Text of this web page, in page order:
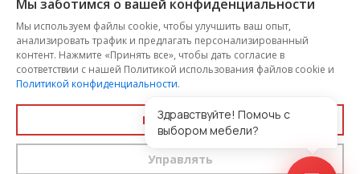
Copyright © 2026, ООО «100 Диванов» — Все права защищены
Администрация Сайта не несет ответственности за
размещаемые Пользователями материалы, их содержание,
качество.
политики конфиденциальностии
Мы заботимся о вашей конфиденциальности
Мы используем файлы cookie, чтобы улучшить ваш опыт,
анализировать трафик и предлагать персонализированный
контент. Нажмите «Принять все», чтобы дать согласие в
соответствии с нашей Политикой использования файлов cookie и
Политикой конфиденциальности.
Принять все
Управлять
Здравствуйте! Помочь с
выбором мебели?